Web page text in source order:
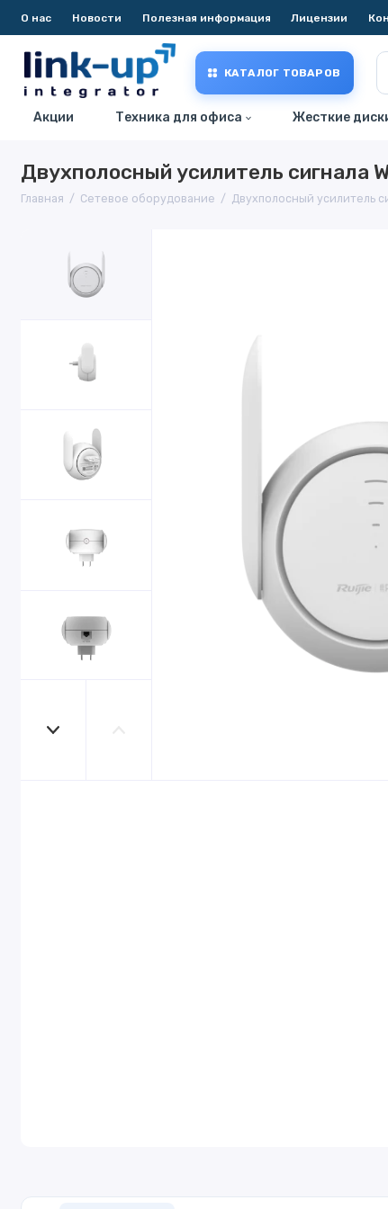
О нас Новости Полезная информация Лицензии
КАТАЛОГ ТОВАРОВ
Акции Техника для офиса Жесткие
Двухполосный усилитель сигнала
Главная Сетевое оборудование Двухполосный усилитель